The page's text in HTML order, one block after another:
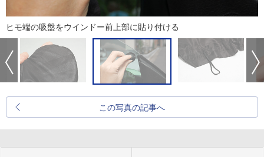
ヒモ端の吸盤をウインドー前上部に貼り付ける
この写真の記事へ